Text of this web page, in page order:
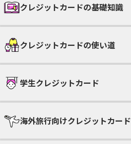
クレジットカードの基礎知識
クレジットカードの使い道
学生クレジットカード
海外旅行向けクレジットカード